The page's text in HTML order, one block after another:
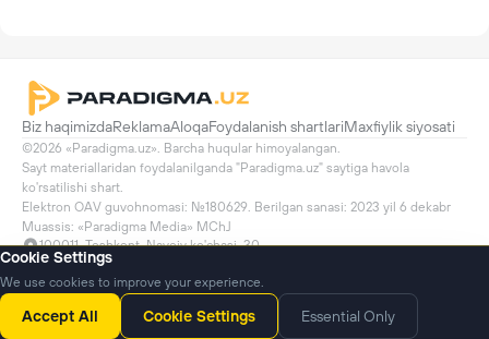
Yangiliklar Podkastlar
Biz haqimizdaReklamaAloqaFoydalanish shartlariMaxfiylik siyosati
©2026 «Paradigma.uz». Barcha huqular himoyalangan.
Sayt materiallaridan foydalanilganda "Paradigma.uz" saytiga havola
ko'rsatilishi shart.
Elektron OAV guvohnomasi: №180629. Berilgan sanasi: 2023 yil 6 dekabr
Muassis: «Paradigma Media» MChJ
100011, Toshkent, Navoiy ko'chasi, 30
info@paradigma.uz
Cookie Settings
We use cookies to improve your experience.
Accept All Cookie Settings Essential Only